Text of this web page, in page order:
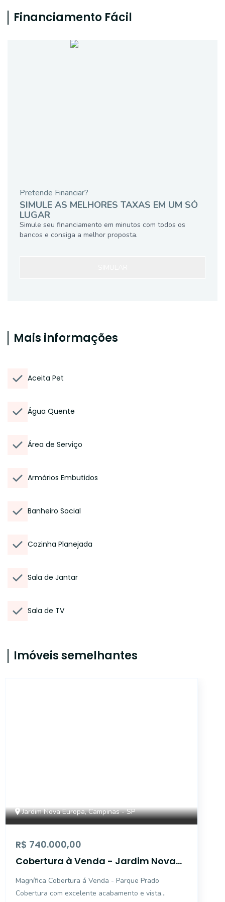
Financiamento Fácil
Pretende Financiar?
SIMULE AS MELHORES TAXAS EM UM SÓ
LUGAR
Simule seu financiamento em minutos com todos os
bancos e consiga a melhor proposta.
Mais informações
Aceita Pet
Água Quente
Área de Serviço
Armários Embutidos
Banheiro Social
Cozinha Planejada
Sala de Jantar
Sala de TV
Imóveis semelhantes
Jardim Nova Europa, Campinas - SP
R$ 740.000,00
Cobertura à Venda - Jardim Nova
Condomínio Patio Das Alamedas - 3
Quartos
Magnífica Cobertura á Venda - Parque Prado
Cobertura com excelente acabamento e vista